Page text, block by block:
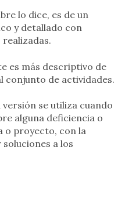
lo dice, es de un
y detallado con
es más descriptivo de
conjunto de actividades.
versión se utiliza cuando
alguna deficiencia o
o proyecto, con la
a los